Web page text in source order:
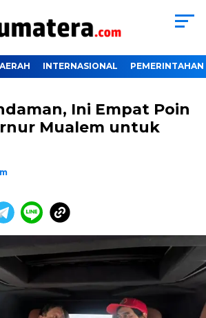
INTERNASIONAL PEMERINTAHAN
Ini Empat Poin
Mualem untuk